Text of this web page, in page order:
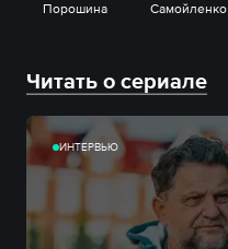
Порошина
Самойленко
Читать о сериале
ИНТЕРВЬЮ